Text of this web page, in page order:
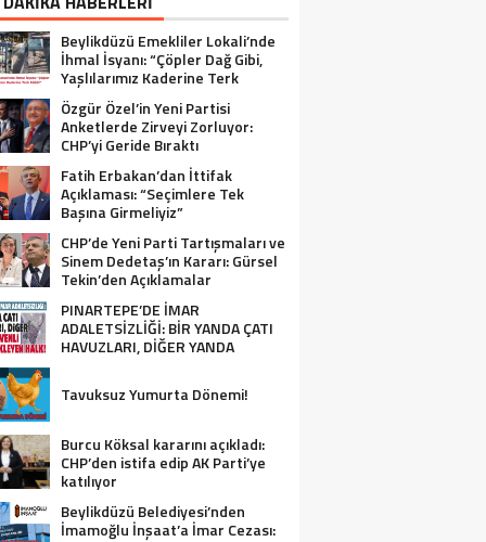
Beylikdüzü Emekliler Lokali’nde
İhmal İsyanı: “Çöpler Dağ Gibi,
Yaşlılarımız Kaderine Terk
Edildi!”
Özgür Özel’in Yeni Partisi
Anketlerde Zirveyi Zorluyor:
CHP’yi Geride Bıraktı
Fatih Erbakan’dan İttifak
Açıklaması: “Seçimlere Tek
Başına Girmeliyiz”
CHP’de Yeni Parti Tartışmaları ve
Sinem Dedetaş’ın Kararı: Gürsel
Tekin’den Açıklamalar
PINARTEPE’DE İMAR
ADALETSİZLİĞİ: BİR YANDA ÇATI
HAVUZLARI, DİĞER YANDA
Tavuksuz Yumurta Dönemi!
Burcu Köksal kararını açıkladı:
CHP’den istifa edip AK Parti’ye
katılıyor
Beylikdüzü Belediyesi’nden
İmamoğlu İnşaat’a İmar Cezası: